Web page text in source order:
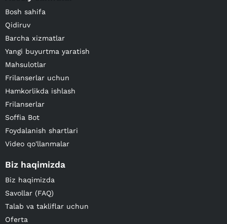
Bosh sahifa
Qidiruv
Barcha xizmatlar
Yangi buyurtma yaratish
Mahsulotlar
Frilanserlar uchun
Hamkorlikda ishlash
Frilanserlar
Soffia Bot
Foydalanish shartlari
Video qo'llanmalar
Biz haqimizda
Biz haqimizda
Savollar (FAQ)
Talab va takliflar uchun
Oferta